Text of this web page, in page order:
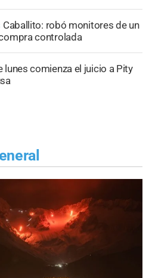
Caballito: robó monitores de un
controlada
lunes comienza el juicio a Pity